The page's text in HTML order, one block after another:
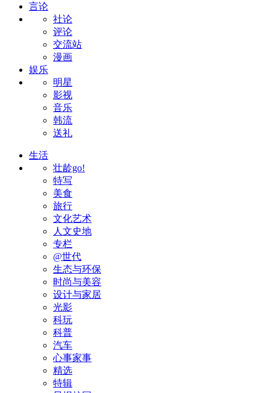
言论
社论
评论
交流站
漫画
娱乐
明星
影视
音乐
韩流
送礼
生活
壮龄go!
特写
美食
旅行
文化艺术
人文史地
专栏
@世代
生态与环保
时尚与美容
设计与家居
光影
科玩
科普
汽车
心事家事
精选
特辑